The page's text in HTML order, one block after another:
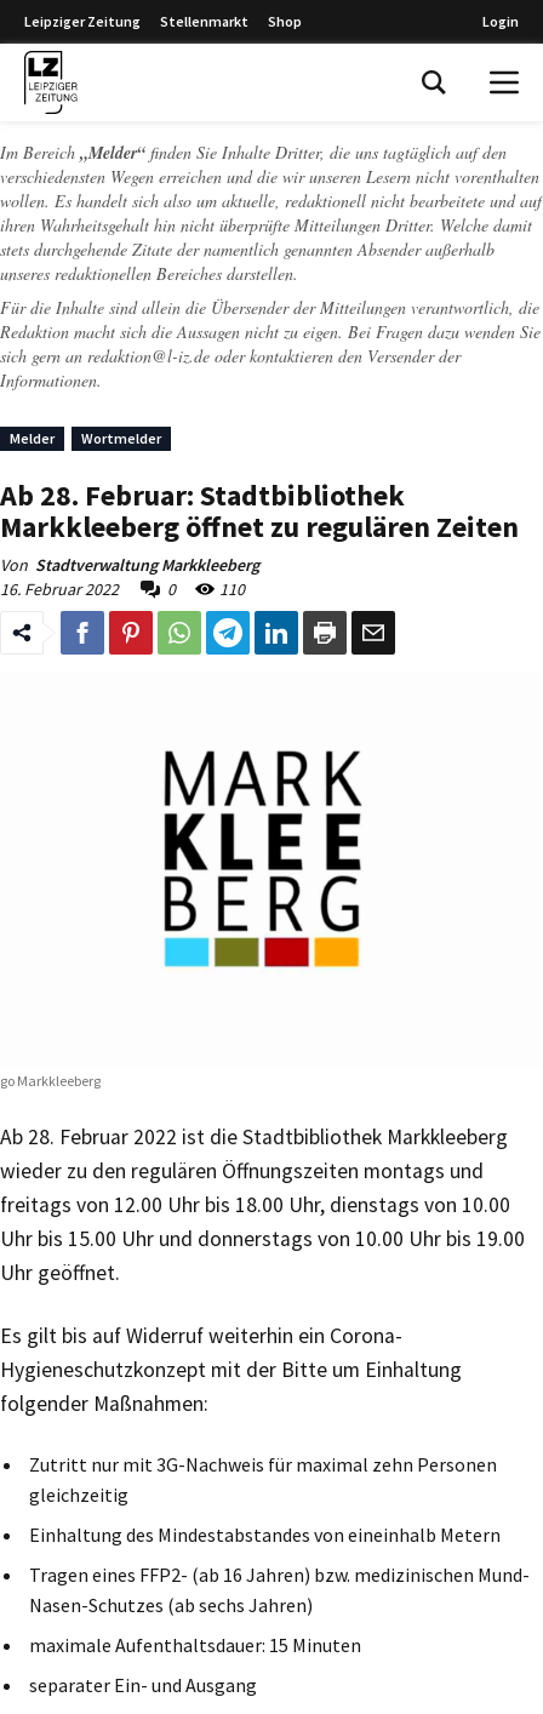
Leipziger Zeitung Stellenmarkt Shop Login
Im Bereich „Melder“ finden Sie Inhalte Dritter, die uns tagtäglich auf den
verschiedensten Wegen erreichen und die wir unseren Lesern nicht vorenthalten
wollen. Es handelt sich also um aktuelle, redaktionell nicht bearbeitete und auf
ihren Wahrheitsgehalt hin nicht überprüfte Mitteilungen Dritter. Welche damit
stets durchgehende Zitate der namentlich genannten Absender außerhalb
unseres redaktionellen Bereiches darstellen.
Für die Inhalte sind allein die Übersender der Mitteilungen verantwortlich, die
Redaktion macht sich die Aussagen nicht zu eigen. Bei Fragen dazu wenden Sie
sich gern an redaktion@l-iz.de oder kontaktieren den Versender der
Informationen.
Melder Wortmelder
Ab 28. Februar: Stadtbibliothek
Markkleeberg öffnet zu regulären Zeiten
Von Stadtverwaltung Markkleeberg
16. Februar 2022
0 110
Markkleeberg
Ab 28. Februar 2022 ist die Stadtbibliothek Markkleeberg
wieder zu den regulären Öffnungszeiten montags und
freitags von 12.00 Uhr bis 18.00 Uhr, dienstags von 10.00
Uhr bis 15.00 Uhr und donnerstags von 10.00 Uhr bis 19.00
Uhr geöffnet.
Es gilt bis auf Widerruf weiterhin ein Corona-
Hygieneschutzkonzept mit der Bitte um Einhaltung
folgender Maßnahmen:
Zutritt nur mit 3G-Nachweis für maximal zehn Personen
gleichzeitig
Einhaltung des Mindestabstandes von eineinhalb Metern
Tragen eines FFP2- (ab 16 Jahren) bzw. medizinischen Mund-
Nasen-Schutzes (ab sechs Jahren)
maximale Aufenthaltsdauer: 15 Minuten
separater Ein- und Ausgang